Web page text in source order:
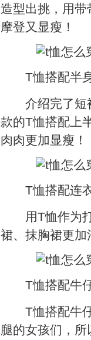
造型出挑，用
摩登又显瘦！
T恤搭配半
介绍完了短裙
款的T恤搭配上
肉肉更加显瘦！
T恤搭配连
用T恤作为打
裙、抹胸裙更加
T恤搭配牛
T恤搭配牛仔
腿的女孩们，